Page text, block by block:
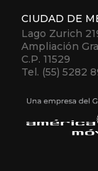
CIUDAD DE
Lago Zurich
Ampliación
C.P. 11529
Tel. (55) 5282